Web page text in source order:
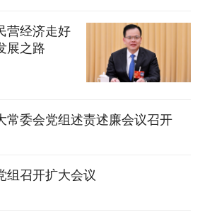
营经济走好
展之路
常委会党组述责述廉会议召开
组召开扩大会议